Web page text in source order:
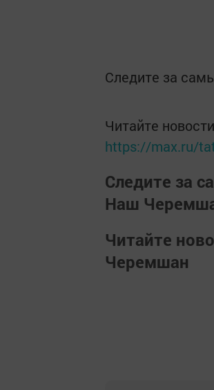
Следите за
Читайте
https://max.ru/
Следите за
Наш
Читайте
Черемшан